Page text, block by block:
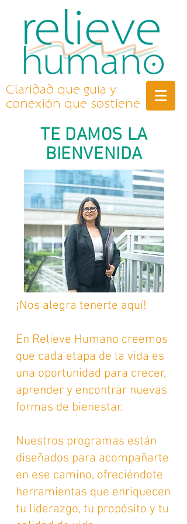
Claridad que guía y
conexión que sostiene
TE DAMOS LA
BIENVENIDA
¡Nos alegra tenerte aquí!
En Relieve Humano creemos
que cada etapa de la vida es
una oportunidad para crecer,
aprender y encontrar nuevas
formas de bienestar.
Nuestros programas están
diseñados para acompañarte
en ese camino, ofreciéndote
herramientas que enriquecen
tu liderazgo, tu propósito y tu